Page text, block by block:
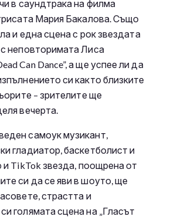
в саундтрака на филма
Мария Бакалова. Също
и една сцена с рок звездата
неповторимата Лиса
Can Dance”, а ще успее ли да
си както близките
– зрителите ще
вечерта.
самоук музикант,
гладиатор, баскетболист и
и TikTok звезда, поощрена от
си да се яви в шоуто, ще
страстта и
голямата сцена на „Гласът